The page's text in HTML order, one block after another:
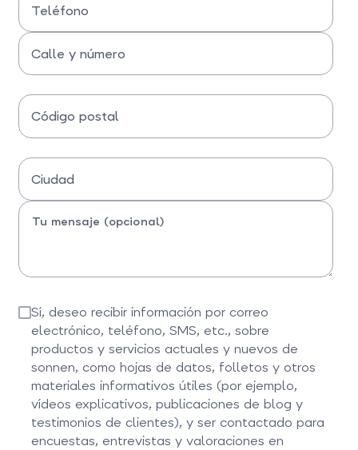
Teléfono
Introduce tu número de móvil
Calle y número
Código postal
Ciudad
Introduce tu ciudad
Sí, deseo recibir información por correo
electrónico, teléfono, SMS, etc., sobre
productos y servicios actuales y nuevos de
sonnen, como hojas de datos, folletos y otros
materiales informativos útiles (por ejemplo,
vídeos explicativos, publicaciones de blog y
testimonios de clientes), y ser contactado para
encuestas, entrevistas y valoraciones en